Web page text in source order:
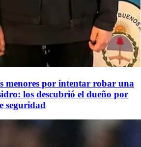
menores por intentar robar una
los descubrió el dueño por
seguridad